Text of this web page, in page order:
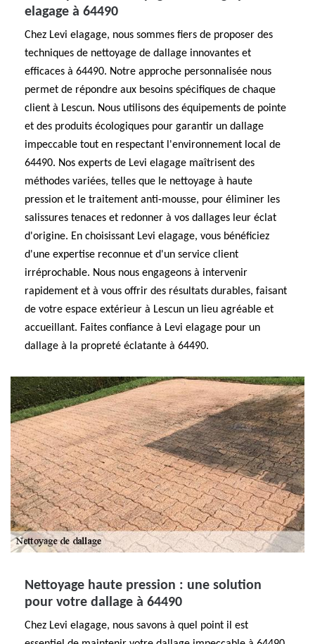
elagage à 64490
Chez Levi elagage, nous sommes fiers de proposer des
techniques de nettoyage de dallage innovantes et
efficaces à 64490. Notre approche personnalisée nous
permet de répondre aux besoins spécifiques de chaque
client à Lescun. Nous utilisons des équipements de pointe
et des produits écologiques pour garantir un dallage
impeccable tout en respectant l'environnement local de
64490. Nos experts de Levi elagage maîtrisent des
méthodes variées, telles que le nettoyage à haute
pression et le traitement anti-mousse, pour éliminer les
salissures tenaces et redonner à vos dallages leur éclat
d'origine. En choisissant Levi elagage, vous bénéficiez
d'une expertise reconnue et d'un service client
irréprochable. Nous nous engageons à intervenir
rapidement et à vous offrir des résultats durables, faisant
de votre espace extérieur à Lescun un lieu agréable et
accueillant. Faites confiance à Levi elagage pour un
dallage à la propreté éclatante à 64490.
Nettoyage haute pression : une solution
pour votre dallage à 64490
Chez Levi elagage, nous savons à quel point il est